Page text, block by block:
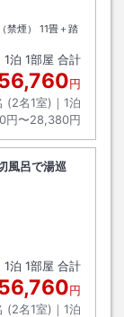
煙）
11畳＋踏
1泊 1部屋 合計
円
(2名1室)｜ 1泊
円〜28,380円
風呂で湯巡
1泊 1部屋 合計
円
(2名1室)｜ 1泊